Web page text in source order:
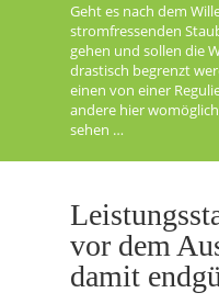
Geht es nach dem
stromfressenden
gehen und sollen die
drastisch begrenzt
einen von einer
andere hier
sehen …
vor dem
damit